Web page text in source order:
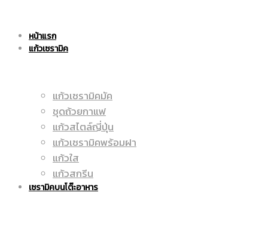
ราคา
|
เซรามิค
ราคา
หน้าแรก
แก้วเซรามิค
แก้วเซรามิคมัค
ชุดถ้วยกาแฟ
แก้วสไตล์ญี่ปุ่น
แก้วเซรามิคพร้อมฝา
แก้วใส
แก้วสกรีน
เซรามิคบนโต๊ะอาหาร